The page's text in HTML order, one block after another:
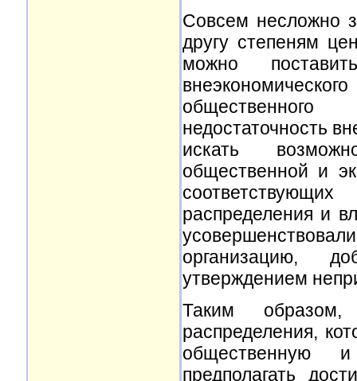
Совсем несложно
другу степеням
можно
недостаточность
искать
общественной и
распределения и
организацию,
утверждением
Таким
распределения,
общественную
предполагать